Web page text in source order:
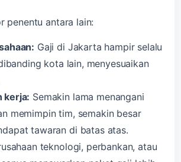
penentu antara lain:
Gaji di Jakarta hampir selalu
kota lain, menyesuaikan
kerja: Semakin lama menangani
memimpin tim, semakin besar
tawaran di batas atas.
teknologi, perbankan, atau